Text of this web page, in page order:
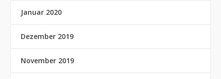
Januar 2020
Dezember 2019
November 2019